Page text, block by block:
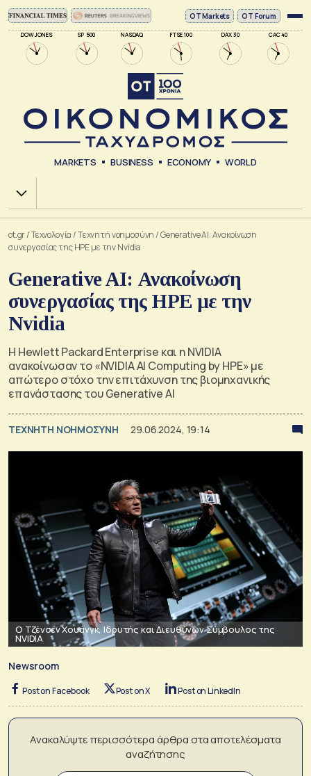
DOW JONES SP 500 NASDAQ FTSE 100 DAX 30 CAC 40
ΟΤ Markets OT Forum
MARKETS BUSINESS ECONOMY WORLD
Χ.Α.
ot.gr/Τεχνολογία /Tεχνητή νοημοσύνη /Generative AI: Ανακοίνωση
συνεργασίας της HPE με την Nvidia
Generative AI: Ανακοίνωση
συνεργασίας της HPE με την
Nvidia
Η Hewlett Packard Enterprise και η NVIDIA
ανακοίνωσαν το «NVIDIA AI Computing by HPE» με
απώτερο στόχο την επιτάχυνση της βιομηχανικής
επανάστασης του Generative AI
TΕΧΝΗΤΗ ΝΟΗΜΟΣΥΝΗ 29.06.2024, 19:14
Ο Τζένσεν Χουάνγκ, Ιδρυτής και Διευθύνων Σύμβουλος της
NVIDIA
Newsroom
Post on Facebook Post on X Post on LinkedIn
Ανακαλύψτε περισσότερα άρθρα στα αποτελέσματα
αναζήτησης